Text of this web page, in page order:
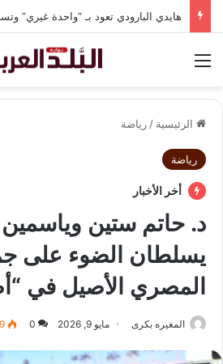
الرئيسية /رياضة
رياضة
أخر الأخبار
د. حاتم ستين
يسلطان الضوء على
المصري الأصيل في
المغيره بكرى مايو 9, 2026 0